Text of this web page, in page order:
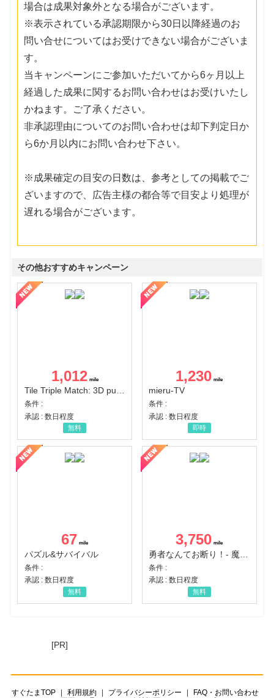
場合は成果対象外となる場合がございます。
※表示されている承認期限から30日以降経過のお
問い合せについてはお受けできない場合がございま
す。
当キャンペーンにご参加いただいてから6ヶ月以上
経過した成果に関するお問い合わせはお受けいたし
かねます。ご了承ください。
非承認理由についてのお問い合わせは却下判定日か
ら6か月以内にお問い合わせ下さい。
※成果確定の目安の日数は、参考としての掲載でご
ざいますので、広告主様の都合等で目安より処理が
遅れる場合がございます。
その他おすすめキャンペーン
1,012
Tile Triple Match: 3D puzzle
条件 :
承認 : 数日程度
無料
1,230
mieru-TV
条件 :
承認 : 数日程度
即時
67
パズル&サバイバル
条件 :
承認 : 数日程度
無料
3,750
条件 :
承認 : 数日程度
無料
[PR]
すぐたまTOP 利用規約 プライバシーポリシー
FAQ・お問い合わせ